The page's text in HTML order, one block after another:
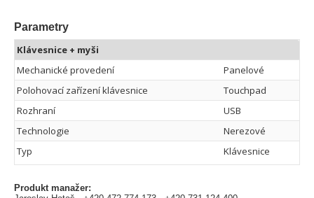
Parametry
Klávesnice + myši
Mechanické provedení
Panelové
Polohovací zařízení klávesnice
Touchpad
Rozhraní
USB
Technologie
Nerezové
Typ
Klávesnice
Produkt manažer: